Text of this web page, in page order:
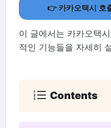
👉 카카오택시 호
이 글에서는 카카오택
적인 기능들을 자세히
Contents